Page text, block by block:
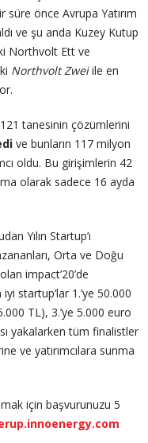
süre önce Avrupa Yatırım
ve şu anda Kuzey Kutup
Northvolt Ett ve
Northvolt Zweiile en
tanesinin çözümlerini
ve bunların 117 milyon
oldu. Bu girişimlerin 42
olarak sadece 16 ayda
Yılın Startup’ı
Orta ve Doğu
impact’20’de
startup’lar 1.’ye 50.000
TL), 3.’ye 5.000 euro
yakalarken tüm finalistler
ve yatırımcılara sunma
için başvurunuzu 5